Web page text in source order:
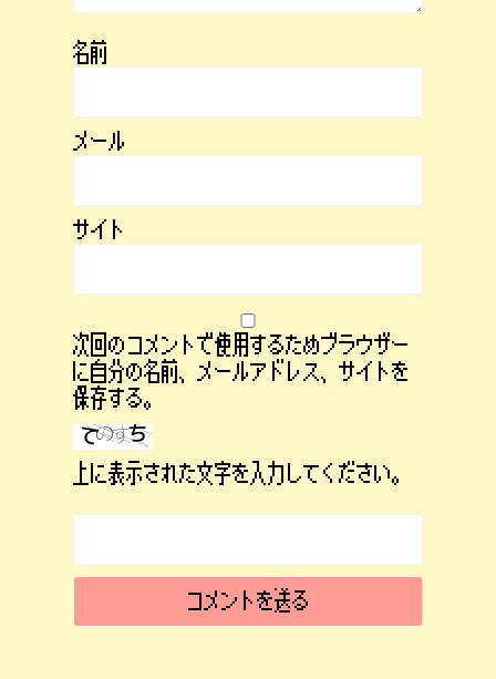
名前
メール
サイト
次回のコメントで使用するためブラウザー
に自分の名前、メールアドレス、サイトを
保存する。
上に表示された文字を入力してください。